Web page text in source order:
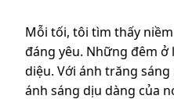
Mỗi tối, tôi tìm thấy
đáng yêu. Những đêm ở
diệu. Với ánh trăng
ánh sáng dịu dàng của